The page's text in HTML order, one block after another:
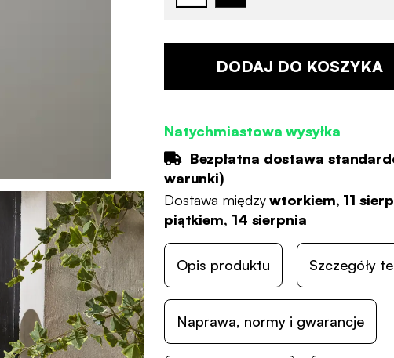
DODAJ DO KOSZYKA
Natychmiastowa wysyłka
Bezpłatna dostawa
warunki)
Dostawa międzywtorkiem, 11
piątkiem, 14 sierpnia
Opis produktu Szczegóły
Naprawa, normy i gwarancje